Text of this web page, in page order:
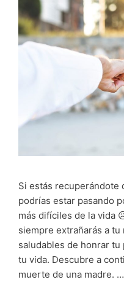
Si estás recuperándote
podrías estar pasando
más difíciles de la vida
siempre extrañarás a tu
saludables de honrar
tu vida. Descubre a
muerte de una madre. …